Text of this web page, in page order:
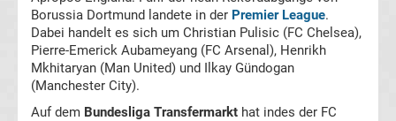
Bochum
Transfergerüchte
VfL
Borussia Dortmund landete in der Premier League.
Dabei handelt es sich um Christian Pulisic (FC Chelsea),
Pierre-Emerick Aubameyang (FC Arsenal), Henrikh
Mkhitaryan (Man United) und Ilkay Gündogan
(Manchester City).
Auf dem Bundesliga Transfermarkt hat indes der FC